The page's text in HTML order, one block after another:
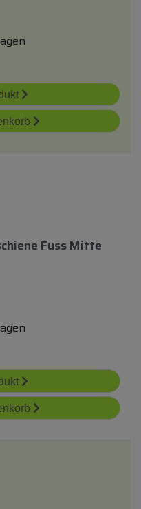
Fuss Mitte